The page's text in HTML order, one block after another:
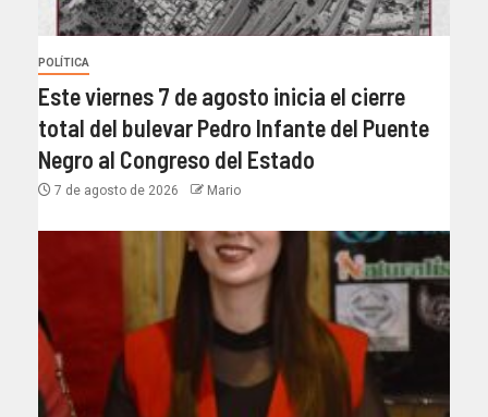
POLÍTICA
Este viernes 7 de agosto inicia el cierre
total del bulevar Pedro Infante del Puente
Negro al Congreso del Estado
7 de agosto de 2026 Mario